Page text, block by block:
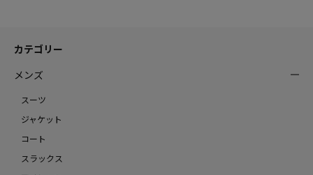
カテゴリー
メンズ
スーツ
ジャケット
コート
スラックス